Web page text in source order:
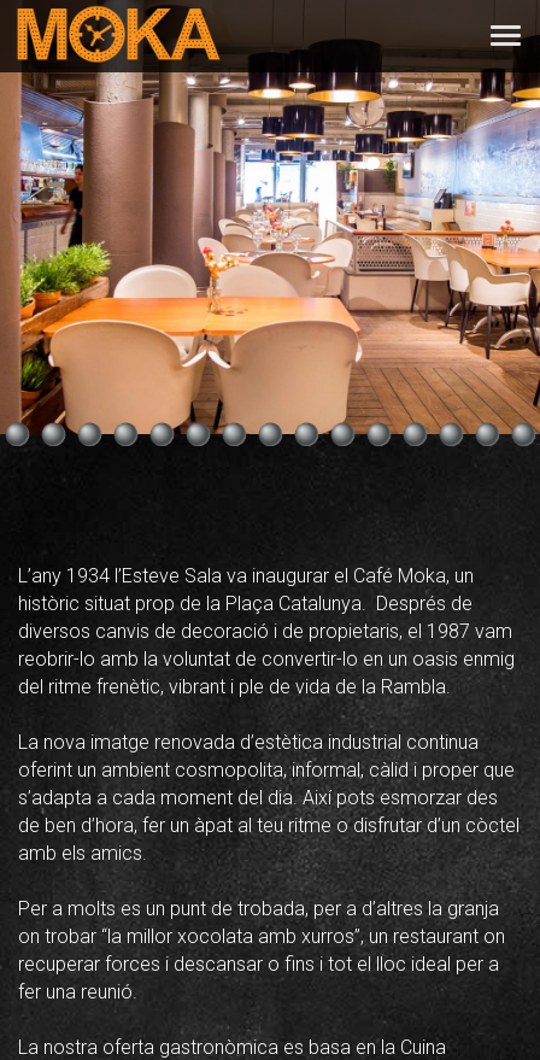
L’any 1934 l’Esteve Sala va inaugurar el Café Moka, un
històric situat prop de la Plaça Catalunya. Després de
diversos canvis de decoració i de propietaris, el 1987 vam
reobrir-lo amb la voluntat de convertir-lo en un oasis enmig
del ritme frenètic, vibrant i ple de vida de la Rambla.
La nova imatge renovada d’estètica industrial continua
oferint un ambient cosmopolita, informal, càlid i proper que
s’adapta a cada moment del dia. Així pots esmorzar des
de ben d’hora, fer un àpat al teu ritme o disfrutar d’un còctel
amb els amics.
Per a molts es un punt de trobada, per a d’altres la granja
on trobar “la millor xocolata amb xurros”, un restaurant on
recuperar forces i descansar o fins i tot el lloc ideal per a
fer una reunió.
La nostra oferta gastronòmica es basa en la Cuina